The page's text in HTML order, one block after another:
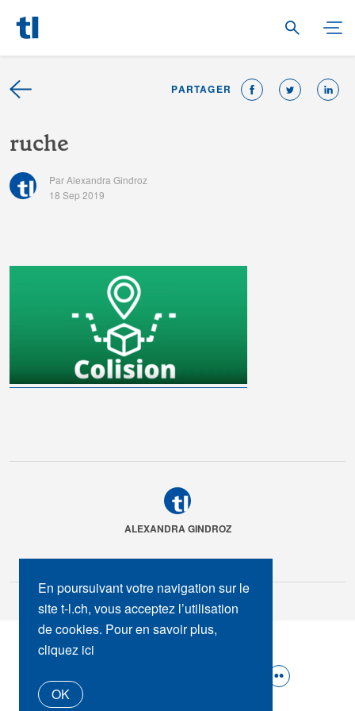
PARTAGER
ruche
Par Alexandra Gindroz
18 Sep 2019
ALEXANDRA GINDROZ
En poursuivant votre navigation sur le
site t-l.ch, vous acceptez l’utilisation
de cookies. Pour en savoir plus,
cliquez ici
OK